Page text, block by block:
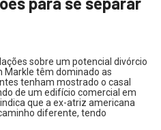
sobre um potencial divórcio
Markle têm dominado as
tenham mostrado o casal
de um edifício comercial em
que a ex-atriz americana
diferente, tendo